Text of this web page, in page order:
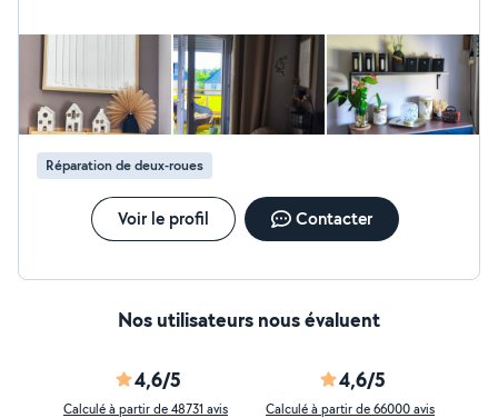
Réparation de deux-roues
Voir le profil Contacter
Nos utilisateurs nous évaluent
4,6/5
Calculé à partir de 48731 avis
4,6/5
Calculé à partir de 66000 avis